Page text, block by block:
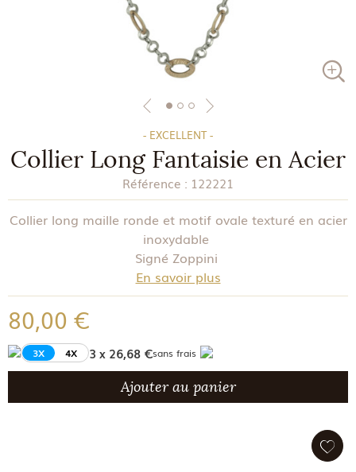
- EXCELLENT -
Collier Long Fantaisie en Acier
Référence : 122221
Collier long maille ronde et motif ovale texturé en acier
inoxydable
Signé Zoppini
En savoir plus
80,00 €
3X 4X 3 x 26,68 €sans frais
Ajouter au panier